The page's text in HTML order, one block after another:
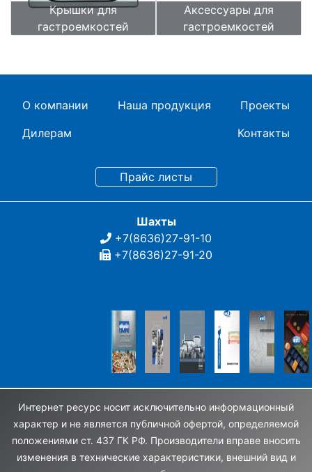
Крышки для
гастроемкостей
Аксессуары для
гастроемкостей
О компании Наша продукция
Проекты
Дилерам
Контакты
Шахты
+7(8636)27-91-10
+7(8636)27-91-20
Интернет ресурс носит исключительно информационный
характер и не является публичной офертой, определяемой
положениями ст. 437 ГК РФ. Производители вправе вносить
изменения в технические характеристики, внешний вид и